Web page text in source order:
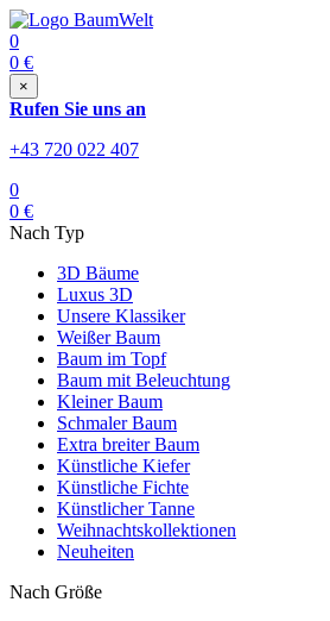
0
0 €
×
Rufen Sie uns an
+43 720 022 407
0
0 €
Nach Typ
3D Bäume
Luxus 3D
Unsere Klassiker
Weißer Baum
Baum im Topf
Baum mit Beleuchtung
Kleiner Baum
Schmaler Baum
Extra breiter Baum
Künstliche Kiefer
Künstliche Fichte
Künstlicher Tanne
Weihnachtskollektionen
Neuheiten
Nach Größe